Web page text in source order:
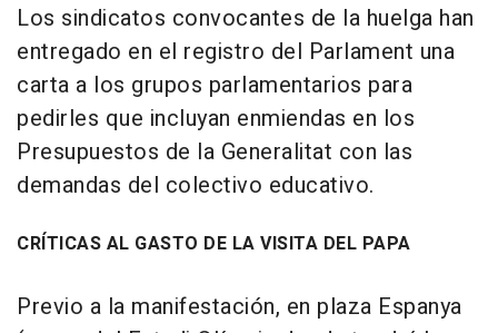
Los sindicatos convocantes de la huelga han
entregado en el registro del Parlament una
carta a los grupos parlamentarios para
pedirles que incluyan enmiendas en los
Presupuestos de la Generalitat con las
demandas del colectivo educativo.
CRÍTICAS AL GASTO DE LA VISITA DEL PAPA
Previo a la manifestación, en plaza Espanya